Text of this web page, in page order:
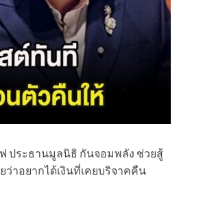
ประธานมูลนิธิ กันจอมพลัง ช่วยสู้
ว่าอยากได้เงินที่เคยบริจาคคืน